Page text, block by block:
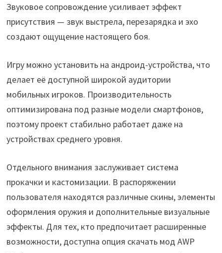
Звуковое сопровождение усиливает эффект
присутствия — звук выстрела, перезарядка и эхо
создают ощущение настоящего боя.
Игру можно установить на андроид-устройства, что
делает её доступной широкой аудитории
мобильных игроков. Производительность
оптимизирована под разные модели смартфонов,
поэтому проект стабильно работает даже на
устройствах среднего уровня.
Отдельного внимания заслуживает система
прокачки и кастомизации. В распоряжении
пользователя находятся различные скины, элементы
оформления оружия и дополнительные визуальные
эффекты. Для тех, кто предпочитает расширенные
возможности, доступна опция скачать мод AWP